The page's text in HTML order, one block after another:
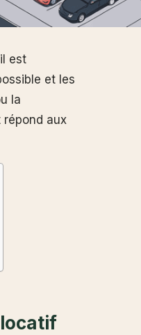
est
et les
la
aux